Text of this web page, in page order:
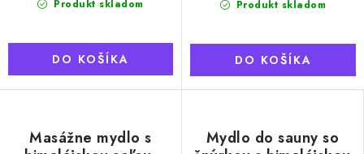
Produkt skladom
DO KOŠÍKA
Produkt skladom
DO KOŠÍKA
Masážne mydlo s
Mydlo do sauny so